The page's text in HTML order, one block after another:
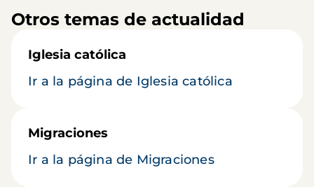
Otros temas de actualidad
Iglesia católica
Ir a la página de Iglesia católica
Migraciones
Ir a la página de Migraciones